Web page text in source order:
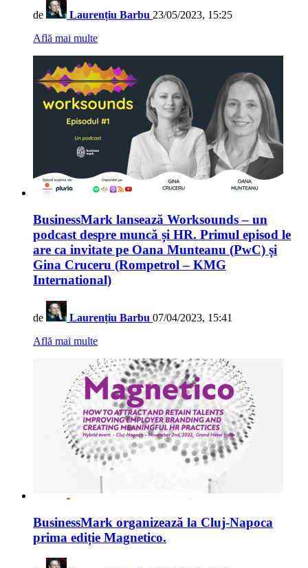
de Laurențiu Barbu 23/05/2023, 15:25
Află mai multe
BusinessMark lansează Worksounds – un
podcast despre muncă și HR. Primul episod le
are ca invitate pe Oana Munteanu (PwC) și
Gina Cruceru (Rompetrol – KMG
International)
de Laurențiu Barbu 07/04/2023, 15:41
Află mai multe
BusinessMark organizează la Cluj-Napoca
prima ediție Magnetico.